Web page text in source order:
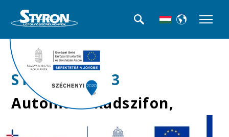
>>Kádszifonok
STY-536-AB-83
Automata kádszifon,
fekete, 83 cm hosszú